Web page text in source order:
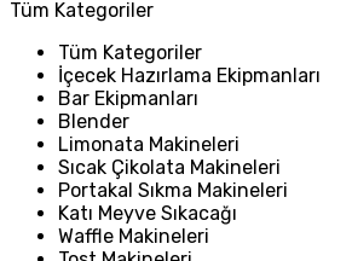
Tüm Kategoriler
Tüm Kategoriler
İçecek Hazırlama Ekipmanları
Bar Ekipmanları
Blender
Limonata Makineleri
Sıcak Çikolata Makineleri
Portakal Sıkma Makineleri
Katı Meyve Sıkacağı
Waffle Makineleri